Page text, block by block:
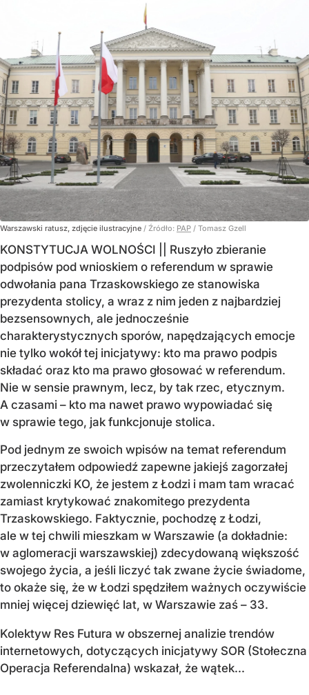
Warszawski ratusz, zdjęcie ilustracyjne / Źródło: PAP / Tomasz Gzell
KONSTYTUCJA WOLNOŚCI || Ruszyło zbieranie
podpisów pod wnioskiem o referendum w sprawie
odwołania pana Trzaskowskiego ze stanowiska
prezydenta stolicy, a wraz z nim jeden z najbardziej
bezsensownych, ale jednocześnie
charakterystycznych sporów, napędzających emocje
nie tylko wokół tej inicjatywy: kto ma prawo podpis
składać oraz kto ma prawo głosować w referendum.
Nie w sensie prawnym, lecz, by tak rzec, etycznym.
A czasami – kto ma nawet prawo wypowiadać się
w sprawie tego, jak funkcjonuje stolica.
Pod jednym ze swoich wpisów na temat referendum
przeczytałem odpowiedź zapewne jakiejś zagorzałej
zwolenniczki KO, że jestem z Łodzi i mam tam wracać
zamiast krytykować znakomitego prezydenta
Trzaskowskiego. Faktycznie, pochodzę z Łodzi,
ale w tej chwili mieszkam w Warszawie (a dokładnie:
w aglomeracji warszawskiej) zdecydowaną większość
swojego życia, a jeśli liczyć tak zwane życie świadome,
to okaże się, że w Łodzi spędziłem ważnych oczywiście
mniej więcej dziewięć lat, w Warszawie zaś – 33.
Kolektyw Res Futura w obszernej analizie trendów
internetowych, dotyczących inicjatywy SOR (Stołeczna
Operacja Referendalna) wskazał, że wątek...